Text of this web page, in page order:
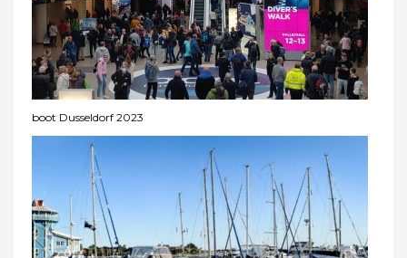
boot Dusseldorf 2023